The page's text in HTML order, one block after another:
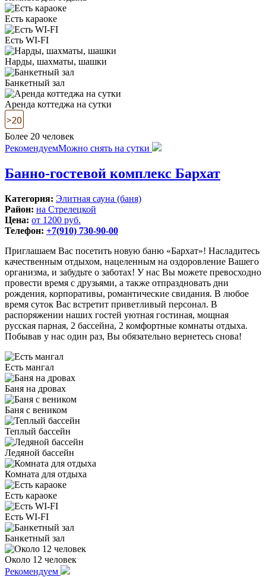
Есть караоке
Есть WI-FI
Нарды, шахматы, шашки
Банкетный зал
Аренда коттеджа на сутки
Более 20 человек
РекомендуемМожно снять на сутки
Банно-гостевой комплекс Бархат
Категория: Элитная сауна (баня)
Район: на Стрелецкой
Цена: от 1200 руб.
Телефон: +7(910) 730-90-00
Приглашаем Вас посетить новую баню «Бархат»! Насладитесь
качественным отдыхом, нацеленным на оздоровление Вашего
организма, и забудьте о заботах! У нас Вы можете превосходно
провести время с друзьями, а также отпраздновать дни
рождения, корпоративы, романтические свидания. В любое
время суток Вас встретит приветливый персонал. В
распоряжении наших гостей уютная гостиная, мощная
русская парная, 2 бассейна, 2 комфортные комнаты отдыха.
Побывав у нас один раз, Вы обязательно вернетесь снова!
Есть мангал
Баня на дровах
Баня с веником
Теплый бассейн
Ледяной бассейн
Комната для отдыха
Есть караоке
Есть WI-FI
Банкетный зал
Около 12 человек
Рекомендуем